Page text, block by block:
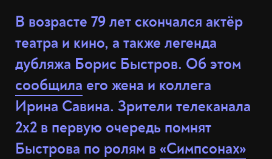
В возрасте 79 лет скончался актёр
театра и кино, а также легенда
дубляжа Борис Быстров. Об этом
сообщила его жена и коллега
Ирина Савина. Зрители телеканала
2x2 в первую очередь помнят
Быстрова по ролям в«Симпсонах»